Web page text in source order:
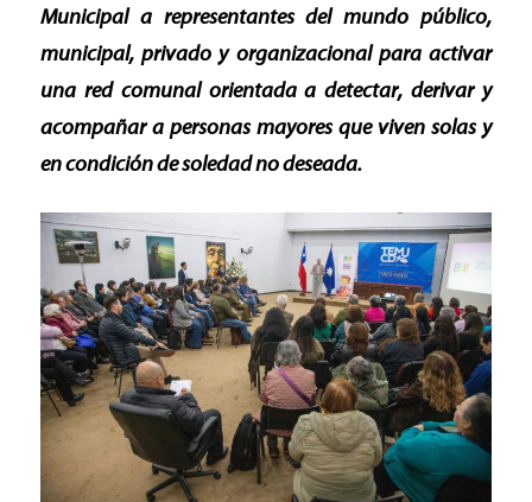
Municipal a representantes del mundo público,
municipal, privado y organizacional para activar
una red comunal orientada a detectar, derivar y
acompañar a personas mayores que viven solas y
en condición de soledad no deseada.